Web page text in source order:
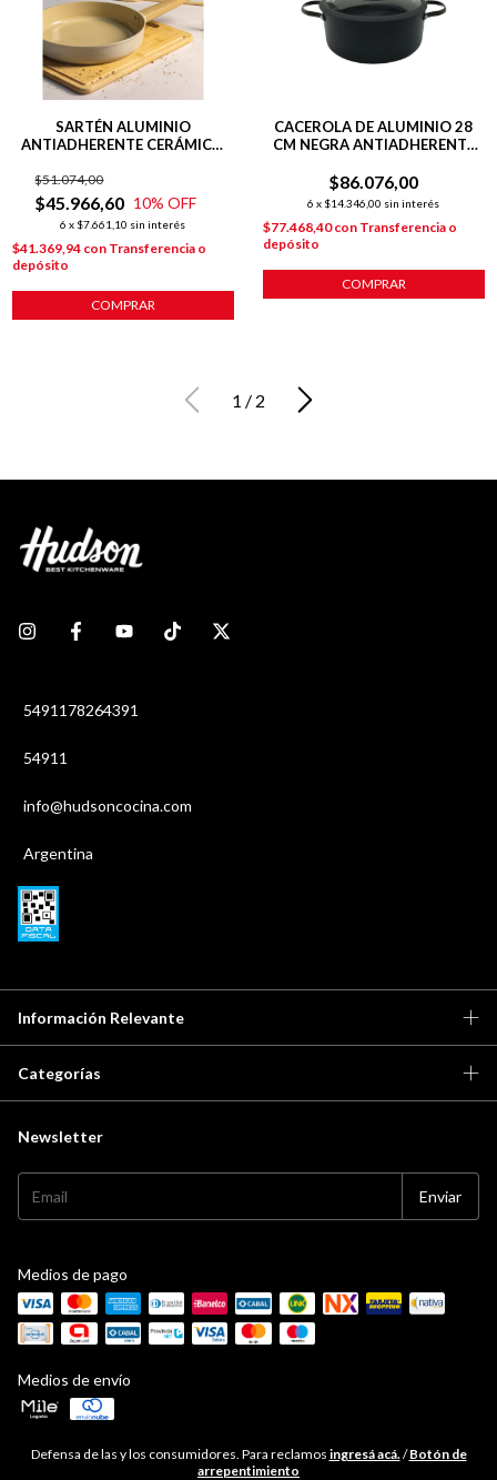
SARTÉN ALUMINIO
ANTIADHERENTE CERÁMICO
$45.966,60
$51.074,00
10% OFF
6 x $7.661,10 sin interés
$41.369,94 con Transferencia o
depósito
COMPRAR
CACEROLA DE ALUMINIO 28
CM NEGRA ANTIADHERENTE
$86.076,00
6 x $14.346,00 sin interés
$77.468,40con Transferencia o
depósito
COMPRAR
1 / 2
5491178264391
54911
info@hudsoncocina.com
Argentina
Información Relevante
Categorías
Newsletter
Medios de pago
Medios de envío
Defensa de las y los consumidores. Para reclamos ingresá acá./ Botón de
arrepentimiento